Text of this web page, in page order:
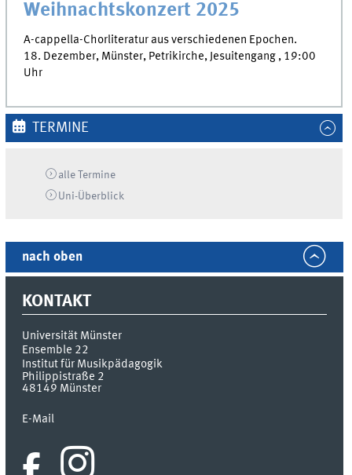
Weihnachtskonzert 2025
A-cappella-Chorliteratur aus verschiedenen Epochen.
18. Dezember, Münster, Petrikirche, Jesuitengang , 19:00
Uhr
TERMINE
alle Termine
Uni-Überblick
nach oben
KONTAKT
Universität Münster
Ensemble 22
Institut für Musikpädagogik
Philippistraße 2
48149 Münster
E-Mail